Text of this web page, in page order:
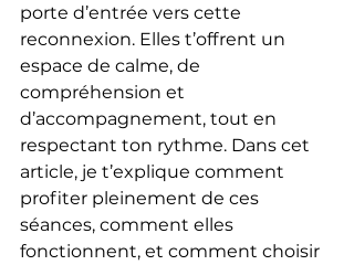
porte d’entrée vers cette
reconnexion. Elles t’offrent un
espace de calme, de
compréhension et
d’accompagnement, tout en
respectant ton rythme. Dans cet
article, je t’explique comment
profiter pleinement de ces
séances, comment elles
fonctionnent, et comment choisir